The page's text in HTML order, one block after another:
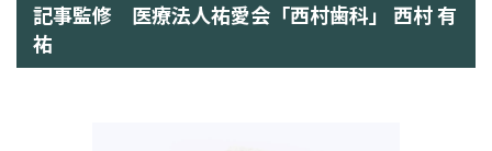
記事監修 医療法人祐愛会「西村歯科」 西村 有
祐